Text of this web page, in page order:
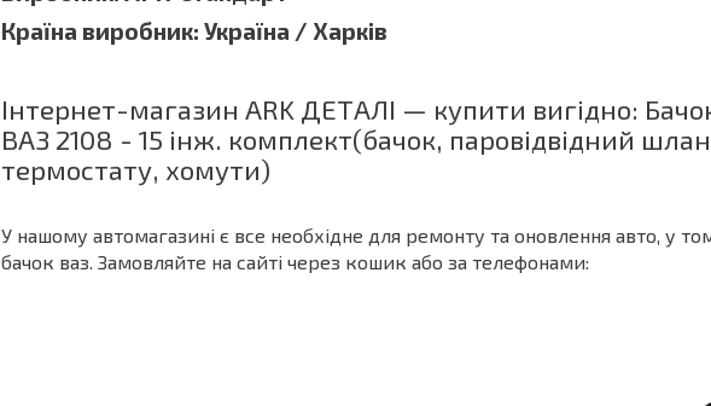
Країна виробник: Україна / Харків
Інтернет-магазин ARK ДЕТАЛІ — купити вигідно:
ВАЗ 2108 - 15 інж. комплект(бачок, паровідвідний
термостату, хомути)
У нашому автомагазині є все необхідне для ремонту та оновлення авто, у
бачок ваз. Замовляйте на сайті через кошик або за телефонами: